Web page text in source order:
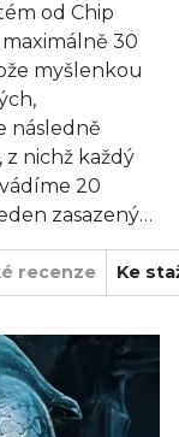
od Chip
30
myšlenkou
následně
nichž každý
20
zasazený
do
vesmíru
máme
pokud
Prozatím je 20
v budoucích
lišit.
recenze Ke